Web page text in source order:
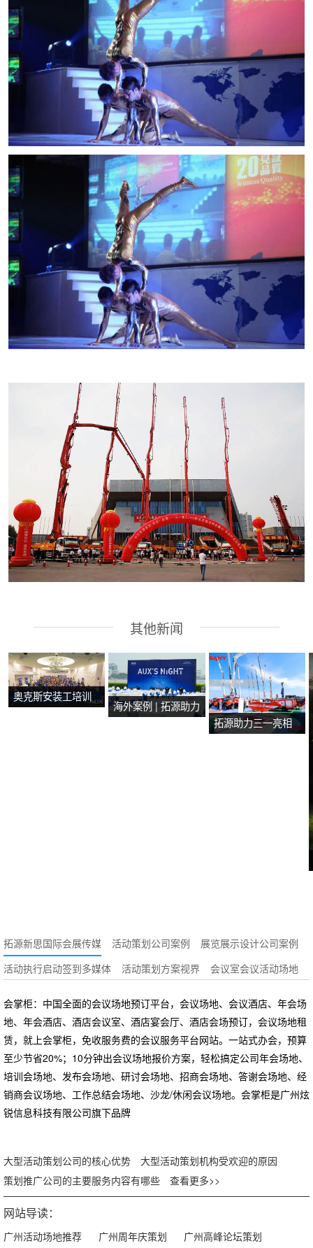
其他新闻
奥克斯安装工培训
海外案例 | 拓源助力
拓源助力三一亮相
拓源新思国际会展传媒 活动策划公司案例
展览展示设计公司案例
活动执行启动签到多媒体
活动策划方案视界 会议室会议活动场地
会掌柜：中国全面的会议场地预订平台，会议场地、会议酒店、年会场
地、年会酒店、酒店会议室、酒店宴会厅、酒店会场预订，会议场地租
赁，就上会掌柜，免收服务费的会议服务平台网站。一站式办会，预算
至少节省20%；10分钟出会议场地报价方案，轻松搞定公司年会场地、
培训会场地、发布会场地、研讨会场地、招商会场地、答谢会场地、经
销商会议场地、工作总结会场地、沙龙/休闲会议场地。会掌柜是广州炫
锐信息科技有限公司旗下品牌
大型活动策划公司的核心优势
大型活动策划机构受欢迎的原因
策划推广公司的主要服务内容有哪些
查看更多>>
网站导读：
广州活动场地推荐 广州周年庆策划
广州高峰论坛策划